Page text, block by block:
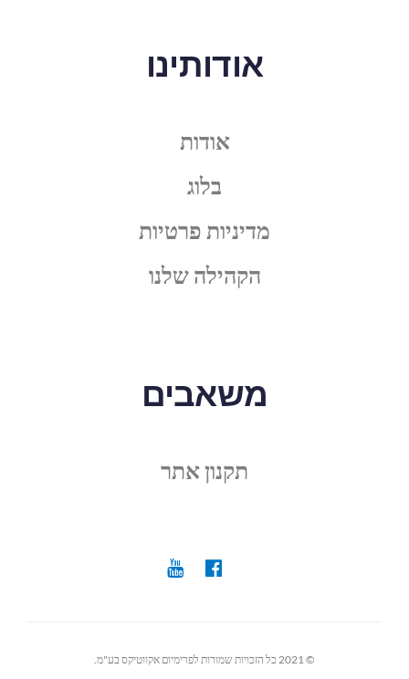
אודותינו
אודות
בלוג
מדיניות פרטיות
הקהילה שלנו
משאבים
תקנון אתר
© 2021 כל הזכויות שמורות לפרימיום אקווטיקס בע"מ.